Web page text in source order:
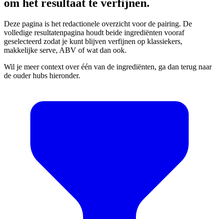
om het resultaat te verfijnen.
Deze pagina is het redactionele overzicht voor de pairing. De
volledige resultatenpagina houdt beide ingrediënten vooraf
geselecteerd zodat je kunt blijven verfijnen op klassiekers,
makkelijke serve, ABV of wat dan ook.
Wil je meer context over één van de ingrediënten, ga dan terug naar
de ouder hubs hieronder.